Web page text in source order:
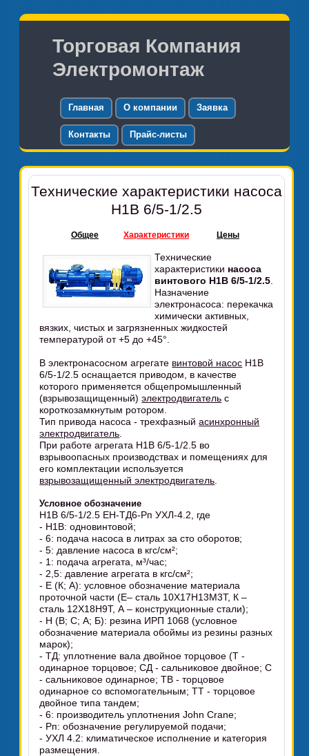
Торговая Компания
Электромонтаж
Главная О компании Заявка
Контакты Прайс-листы
Технические характеристики насоса
Н1В 6/5-1/2.5
Общее Характеристики Цены
Технические
характеристики насоса
винтового Н1В 6/5-1/2.5
Назначение
электронасоса: перекачка
химически активных,
вязких, чистых и загрязненных жидкостей
температурой от +5 до +45°.
В электронасосном агрегате винтовой насос Н1В
6/5-1/2.5 оснащается приводом, в качестве
которого применяется общепромышленный
(взрывозащищенный)электродвигатель с
короткозамкнутым ротором.
Тип привода насоса - трехфазныйасинхронный
электродвигатель
При работе агрегата Н1В 6/5-1/2.5 во
взрывоопасных производствах и помещениях для
его комплектации используется
взрывозащищенный электродвигатель
Условное обозначение
Н1В 6/5-1/2.5 ЕН-ТД6-Рп УХЛ-4.2, где
- Н1В: одновинтовой;
- 6: подача насоса в литрах за сто оборотов;
- 5: давление насоса в кгс/см²;
- 1: подача агрегата, м³/час;
- 2,5: давление агрегата в кгс/см²;
- Е (К; А): условное обозначение материала
проточной части (Е– сталь 10Х17Н13М3Т, К –
сталь 12Х18Н9Т, А – конструкционные стали);
- Н (В; С; А; Б): резина ИРП 1068 (условное
обозначение материала обоймы из резины разных
марок);
- ТД: уплотнение вала двойное торцовое (Т -
одинарное торцовое; СД - сальниковое двойное; С
- сальниковое одинарное; ТВ - торцовое
одинарное со вспомогательным; ТТ - торцовое
двойное типа тандем;
- 6: производитель уплотнения John Crane;
- Рп: обозначение регулируемой подачи;
- УХЛ 4.2: климатическое исполнение и категория
размещения.